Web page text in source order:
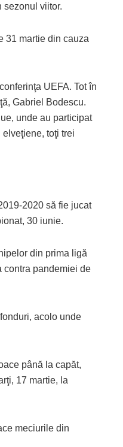
sezonul viitor.
31 martie din cauza
UEFA. Tot în
Gabriel Bodescu.
unde au participat
toţi trei
2020 să fie jucat
30 iunie.
din prima ligă
contra pandemiei de
acolo unde
până la capăt,
17 martie, la
meciurile din